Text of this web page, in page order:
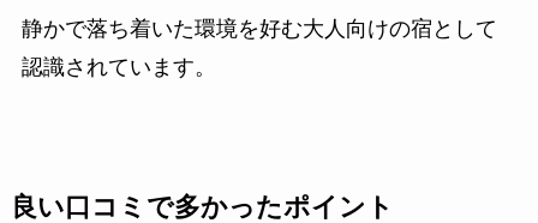
静かで落ち着いた環境を好む大人向けの宿として
認識されています。
良い口コミで多かったポイント